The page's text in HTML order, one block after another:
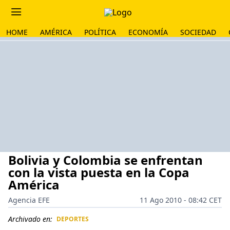
HOME AMÉRICA POLÍTICA ECONOMÍA SOCIEDAD
Bolivia y Colombia se enfrentan
con la vista puesta en la Copa
América
Agencia EFE
11 Ago 2010 - 08:42 CET
Archivado en: DEPORTES